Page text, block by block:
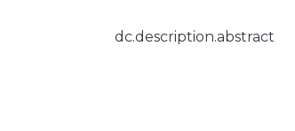
dc.description.abstract